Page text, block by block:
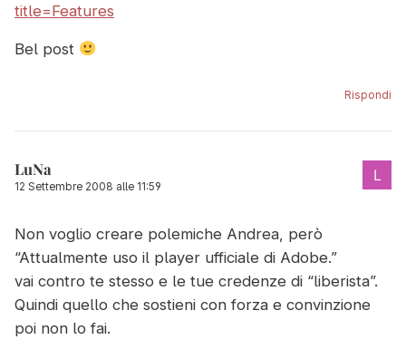
title=Features
Bel post
Rispondi
LuNa
12 Settembre 2008 alle 11:59
Non voglio creare polemiche Andrea, però
“Attualmente uso il player ufficiale di Adobe.”
vai contro te stesso e le tue credenze di “liberista”.
Quindi quello che sostieni con forza e convinzione
poi non lo fai.